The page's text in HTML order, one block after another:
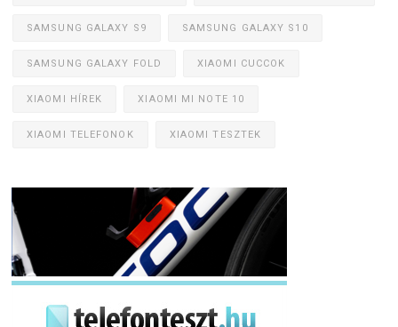
SAMSUNG GALAXY S9 SAMSUNG GALAXY S10
SAMSUNG GALAXY FOLD XIAOMI CUCCOK
XIAOMI HÍREK XIAOMI MI NOTE 10
XIAOMI TELEFONOK XIAOMI TESZTEK